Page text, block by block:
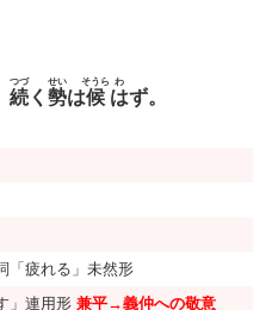
続
つづ
く 勢
せい
は候
そうら
は
わ
ず。
「疲れる」未然形
」連用形 兼平→義仲への敬意